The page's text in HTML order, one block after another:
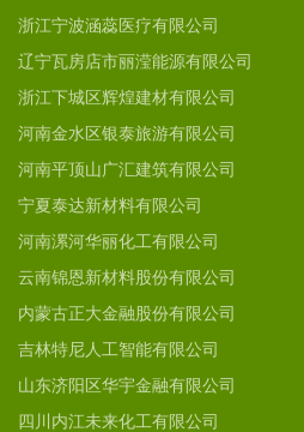
浙江宁波涵蕊医疗有限公司
辽宁瓦房店市丽滢能源有限公司
浙江下城区辉煌建材有限公司
河南金水区银泰旅游有限公司
河南平顶山广汇建筑有限公司
宁夏泰达新材料有限公司
河南漯河华丽化工有限公司
云南锦恩新材料股份有限公司
内蒙古正大金融股份有限公司
吉林特尼人工智能有限公司
山东济阳区华宇金融有限公司
四川内江未来化工有限公司